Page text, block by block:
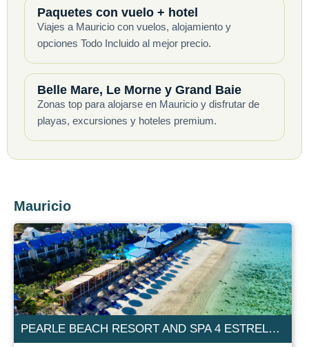
Paquetes con vuelo + hotel
Viajes a Mauricio con vuelos, alojamiento y
opciones Todo Incluido al mejor precio.
Belle Mare, Le Morne y Grand Baie
Zonas top para alojarse en Mauricio y disfrutar de
playas, excursiones y hoteles premium.
Mauricio
PEARLE BEACH RESORT AND SPA 4 ESTRELLAS